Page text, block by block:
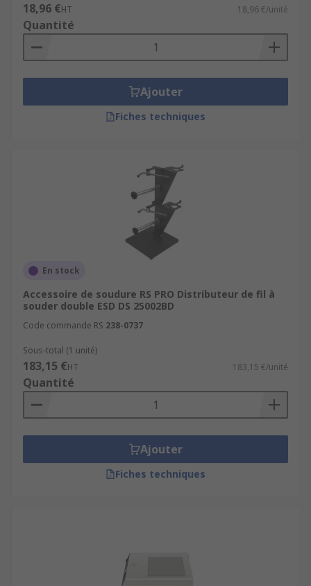
18,96 €HT 18,96 €/unité
Quantité
Ajouter
Fiches techniques
En stock
Accessoire de soudure RS PRO Distributeur de fil à
souder double ESD DS 25002BD
Code commande RS 238-0737
Sous-total (1 unité)
183,15 €HT 183,15 €/unité
Quantité
Ajouter
Fiches techniques